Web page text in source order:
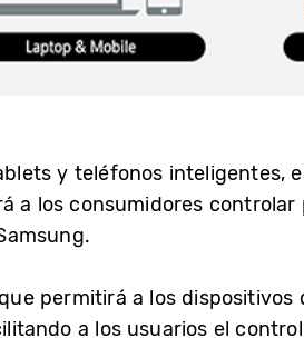
y teléfonos inteligentes,
a los consumidores
permitirá a los dispositivos
a los usuarios el